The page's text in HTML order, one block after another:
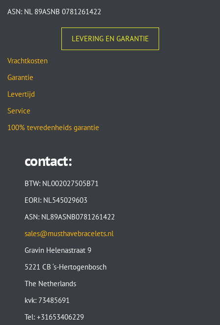
ASN: NL 89ASNB 0781261422
LEVERING EN GARANTIE
Vrachtkosten
Garantie
Levertijd
Service
100% tevredenheids garantie
contact:
BTW: NL002027505B71
EORI: NL545029603
ASN: NL89ASNB0781261422
sales@musthavebracelets.nl
Gravin Helenastraat 9
5221 CB ‘s-Hertogenbosch
The Netherlands
kvk: 73485691
Tel: +31653406229